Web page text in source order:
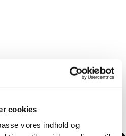
cookies
vores indhold og